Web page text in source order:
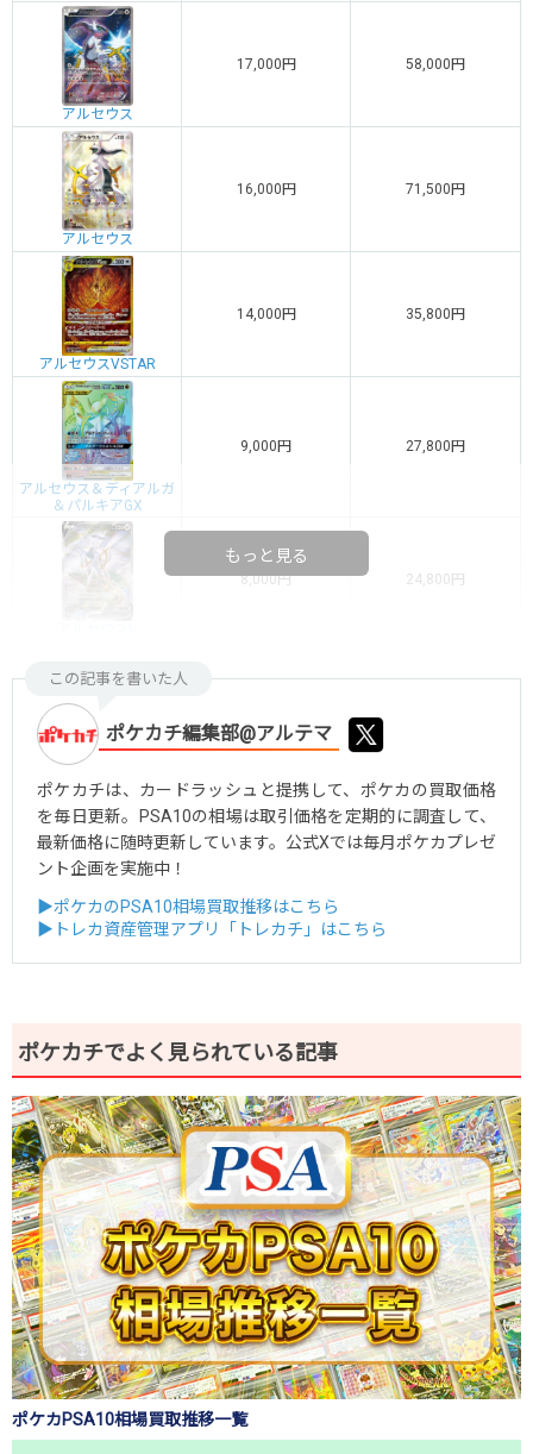
アルセウス
17,000円 58,000円
アルセウス
16,000円 71,500円
アルセウスVSTAR
14,000円 35,800円
アルセウス＆ディアルガ
＆パルキアGX
9,000円 27,800円
8,000円 24,800円
もっと見る
この記事を書いた人
ポケカチ編集部@アルテマ
ポケカチは、カードラッシュと提携して、ポケカの買取価格
を毎日更新。PSA10の相場は取引価格を定期的に調査して、
最新価格に随時更新しています。公式Xでは毎月ポケカプレゼ
ント企画を実施中！
▶ポケカのPSA10相場買取推移はこちら
▶トレカ資産管理アプリ「トレカチ」はこちら
ポケカチでよく見られている記事
ポケカPSA10相場買取推移一覧